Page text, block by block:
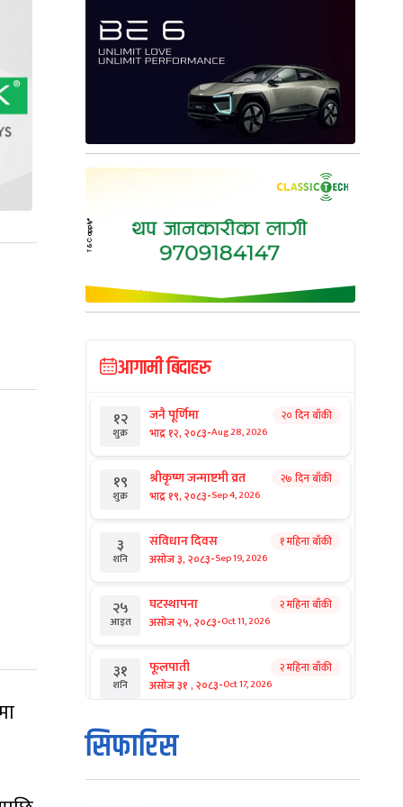
आगामी बिदाहरु
१२
शुक्र
जनै पूर्णिमा
भाद्र १२, २०८३-Aug 28, 2026
२० दिन बाँकी
१९
शुक्र
श्रीकृष्ण जन्माष्टमी व्रत
भाद्र १९, २०८३-Sep 4, 2026
२७ दिन बाँकी
३
शनि
संविधान दिवस
असोज ३, २०८३-Sep 19, 2026
१ महिना बाँकी
२५
आइत
घटस्थापना
असोज २५, २०८३-Oct 11, 2026
२ महिना बाँकी
३१
शनि
फूलपाती
असोज ३१ , २०८३-Oct 17, 2026
२ महिना बाँकी
१
आइत
कार्तिक सङ्क्रान्ति
कार्तिक १, २०८३
सिफारिस